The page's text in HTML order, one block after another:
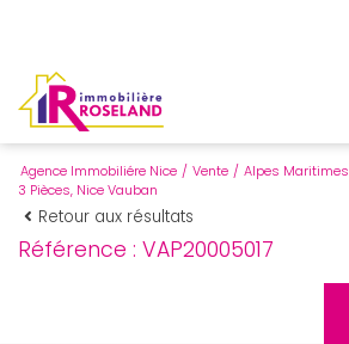
Agence Immobiliére Nice Vente Alpes Maritimes
3 Pièces, Nice Vauban
Retour aux résultats
Référence : VAP20005017